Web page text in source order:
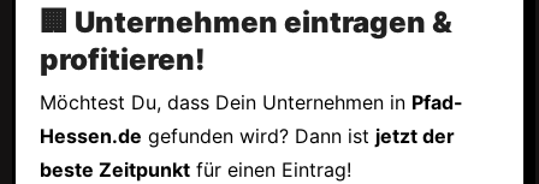
🏢 Unternehmen eintragen &
profitieren!
Möchtest Du, dass Dein Unternehmen in Pfad-
Hessen.de gefunden wird? Dann ist jetzt der
beste Zeitpunktfür einen Eintrag!